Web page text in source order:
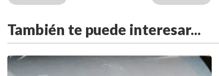
También te puede interesar...